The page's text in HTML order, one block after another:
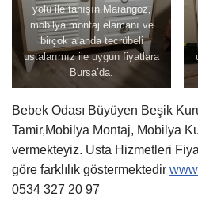
yolu ile tanışın.Marangoz,
mobilya montaj elamanı ve
birçok alanda tecrübeli
ustalarımız ile uygun fiyatlara
Bursa’da.
Bebek Odası Büyüyen Beşik
Tamir,Mobilya Montaj, Mobilya
vermekteyiz. Usta Hizmetleri
göre farklılık göstermektedir
0534 327 20 97